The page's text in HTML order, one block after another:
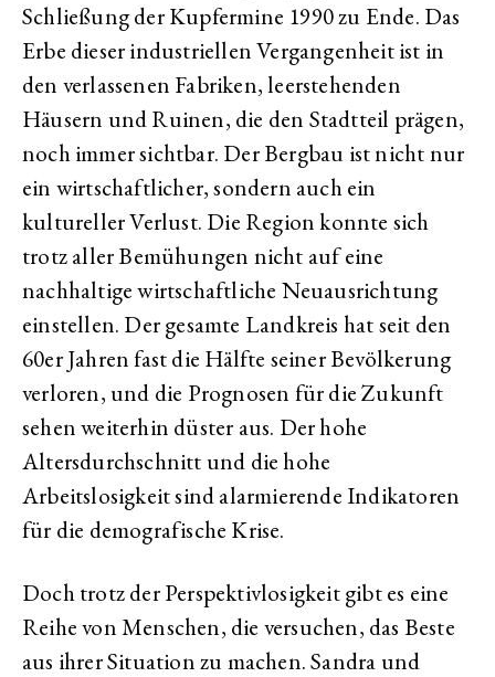
Schließung der Kupfermine 1990 zu Ende. Das
Erbe dieser industriellen Vergangenheit ist in
den verlassenen Fabriken, leerstehenden
Häusern und Ruinen, die den Stadtteil prägen,
noch immer sichtbar. Der Bergbau ist nicht nur
ein wirtschaftlicher, sondern auch ein
kultureller Verlust. Die Region konnte sich
trotz aller Bemühungen nicht auf eine
nachhaltige wirtschaftliche Neuausrichtung
einstellen. Der gesamte Landkreis hat seit den
60er Jahren fast die Hälfte seiner Bevölkerung
verloren, und die Prognosen für die Zukunft
sehen weiterhin düster aus. Der hohe
Altersdurchschnitt und die hohe
Arbeitslosigkeit sind alarmierende Indikatoren
für die demografische Krise.
Doch trotz der Perspektivlosigkeit gibt es eine
Reihe von Menschen, die versuchen, das Beste
aus ihrer Situation zu machen. Sandra und